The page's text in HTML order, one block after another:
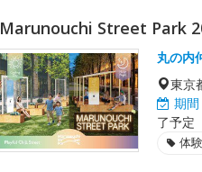
Marunouchi Street Park
丸の内
東京
期間
了予定
体